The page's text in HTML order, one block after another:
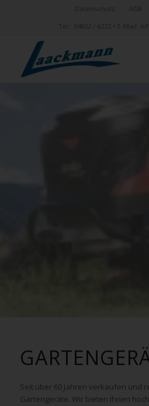
Seit über 60 Jahren verkaufen und
Gartengeräte. Wir bieten Ihnen